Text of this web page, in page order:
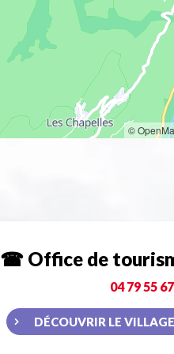
©
☎ Office de
04 79 55
DÉCOUVRIR LE VILLAGE